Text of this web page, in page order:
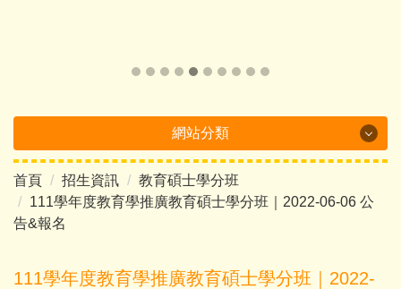
網站分類
Department Brochure
最新消息
首頁 招生資訊
教育碩士學分班
111學年度教育學推廣教育碩士學分班｜2022-06-06 公
告&報名
111學年度教育學推廣教育碩士學分班｜2022-